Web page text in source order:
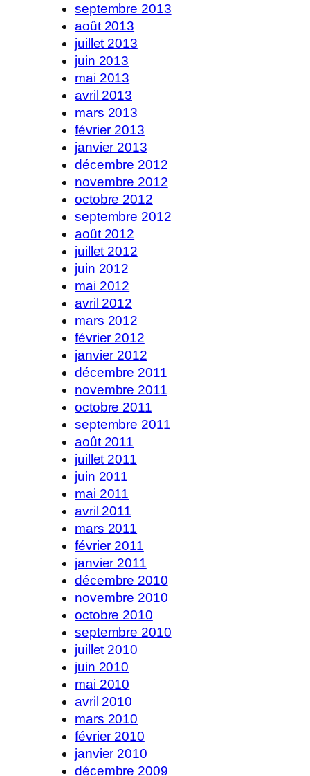
septembre 2013
août 2013
juillet 2013
juin 2013
mai 2013
avril 2013
mars 2013
février 2013
janvier 2013
décembre 2012
novembre 2012
octobre 2012
septembre 2012
août 2012
juillet 2012
juin 2012
mai 2012
avril 2012
mars 2012
février 2012
janvier 2012
décembre 2011
novembre 2011
octobre 2011
septembre 2011
août 2011
juillet 2011
juin 2011
mai 2011
avril 2011
mars 2011
février 2011
janvier 2011
décembre 2010
novembre 2010
octobre 2010
septembre 2010
juillet 2010
juin 2010
mai 2010
avril 2010
mars 2010
février 2010
janvier 2010
décembre 2009